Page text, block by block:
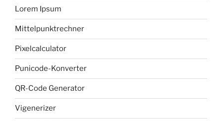
Lorem Ipsum
Mittelpunktrechner
Pixelcalculator
Punicode-Konverter
QR-Code Generator
Vigenerizer